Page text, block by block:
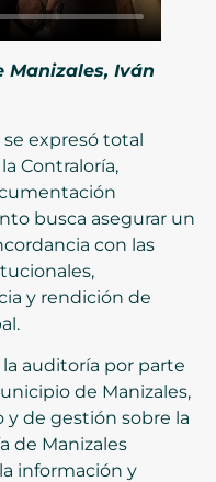
Manizales, Iván
se expresó total
Contraloría,
busca asegurar un
con las
y rendición de
auditoría por parte
de Manizales,
y de gestión sobre la
de Manizales
información y